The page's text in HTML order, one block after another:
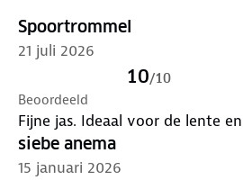
Spoortrommel
21 juli 2026
10/10
Beoordeeld
Fijne jas. Ideaal voor de lente
siebe anema
15 januari 2026